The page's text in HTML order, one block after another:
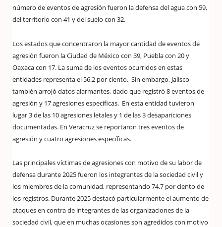
número de eventos de agresión fueron la defensa del agua con 59,
del territorio con 41 y del suelo con 32.
Los estados que concentraron la mayor cantidad de eventos de
agresión fueron la Ciudad de México con 39, Puebla con 20 y
Oaxaca con 17. La suma de los eventos ocurridos en estas
entidades representa el 56.2 por ciento. Sin embargo, Jalisco
también arrojó datos alarmantes, dado que registró 8 eventos de
agresión y 17 agresiones específicas. En esta entidad tuvieron
lugar 3 de las 10 agresiones letales y 1 de las 3 desapariciones
documentadas. En Veracruz se reportaron tres eventos de
agresión y cuatro agresiones específicas.
Las principales víctimas de agresiones con motivo de su labor de
defensa durante 2025 fueron los integrantes de la sociedad civil y
los miembros de la comunidad, representando 74.7 por ciento de
los registros. Durante 2025 destacó particularmente el aumento de
ataques en contra de integrantes de las organizaciones de la
sociedad civil, que en muchas ocasiones son agredidos con motivo